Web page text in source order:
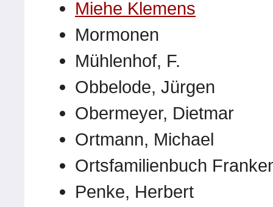
Miehe Klemens
Mormonen
Mühlenhof, F.
Obbelode, Jürgen
Obermeyer, Dietmar
Ortmann, Michael
Ortsfamilienbuch
Penke, Herbert